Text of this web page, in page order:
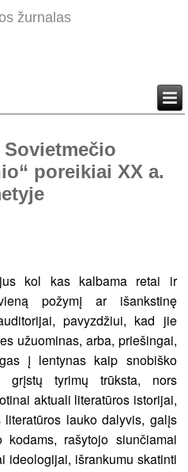
žurnalas
poreikiai XX a.
kol kas kalbama retai ir
požymį ar išankstinę
pavyzdžiui, kad jie
užuominas, arba, priešingai,
į lentynas kaip snobiško
grįstų tyrimų trūksta, nors
aktuali literatūros istorijai,
lauko dalyvis, galįs
rašytojo siunčiamai
ideologijai, išrankumu skatinti